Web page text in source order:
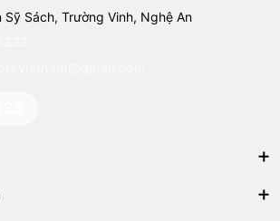
Sách, Trường Vinh, Nghệ An